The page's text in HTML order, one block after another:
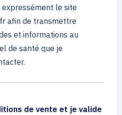
le site
afin de transmettre
et informations au
de santé que je
de vente et je valide